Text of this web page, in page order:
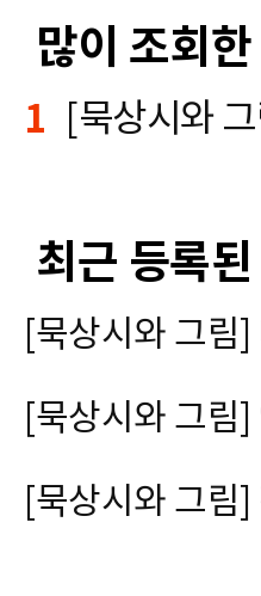
많이 조회
1 [묵상시와
최근 등록
[묵상시와 그림
[묵상시와 그림
[묵상시와 그림